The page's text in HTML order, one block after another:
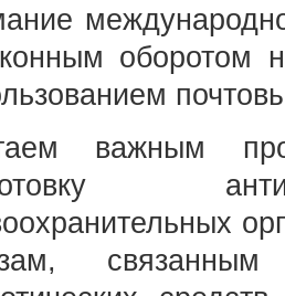
оборотом
важным